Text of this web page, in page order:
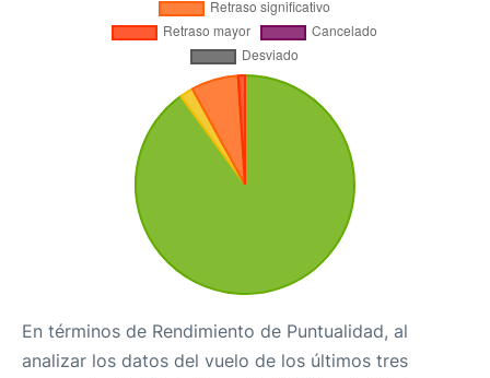
En términos de Rendimiento de Puntualidad, al
analizar los datos del vuelo de los últimos tres